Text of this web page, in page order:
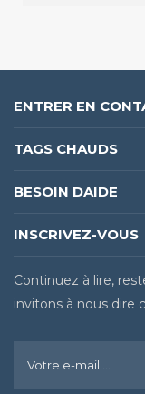
ENTRER EN
TAGS CHAUDS
BESOIN DAIDE
INSCRIVEZ-VOUS
Continuez à lire,
invitons à nous dire